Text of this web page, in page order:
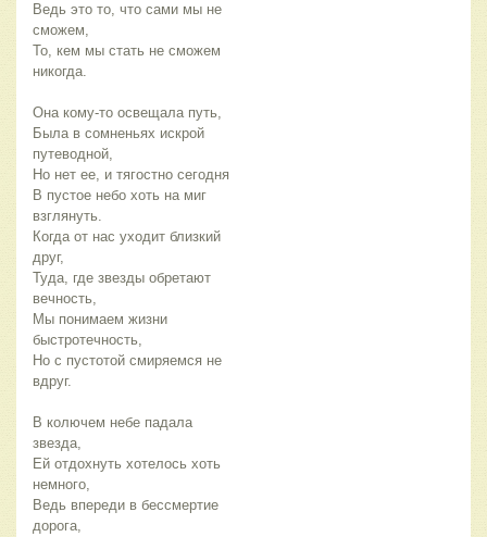
Ведь это то, что сами мы не
сможем,
То, кем мы стать не сможем
никогда.
Она кому-то освещала путь,
Была в сомненьях искрой
путеводной,
Но нет ее, и тягостно сегодня
В пустое небо хоть на миг
взглянуть.
Когда от нас уходит близкий
друг,
Туда, где звезды обретают
вечность,
Мы понимаем жизни
быстротечность,
Но с пустотой смиряемся не
вдруг.
В колючем небе падала
звезда,
Ей отдохнуть хотелось хоть
немного,
Ведь впереди в бессмертие
дорога,